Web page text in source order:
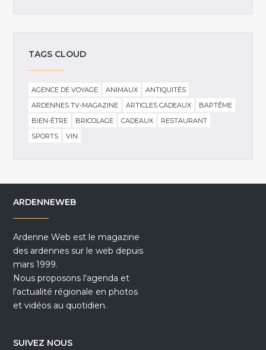
TAGS CLOUD
AGENCE DE VOYAGE ANIMAUX
ANTIQUITÉS
ARDENNES TV-MAGAZINE
ARTICLES CADEAUX
BAPTÊME
BIEN-ÊTRE
BRICOLAGE CADEAUX
RESTAURANT
SPORTS
VIN
ARDENNEWEB
Ardenne Web est le magazine
des ardennes sur le web depuis
mars 1999.
Nous proposons l'agenda et
l'actualité régionale en photos
et vidéos au quotidien.
SUIVEZ NOUS